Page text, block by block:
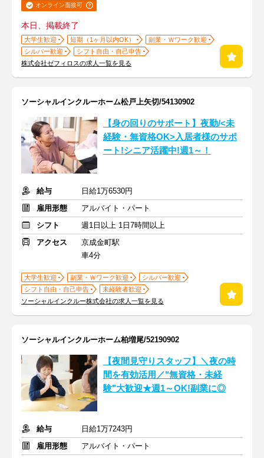
オンライン面接可
本日、掲載終了
大学生歓迎 短期（1ヶ月以内OK）
副業・Ｗワーク歓迎
シルバー歓迎
シフト自由・自己申告
株式会社ゼフィロスの求人一覧を見る
ソーシャルインクルーホーム松戸上矢切/54130902
【身の回りのサポート】夜勤/<未
経験・無資格OK>入居者様のサポ
ート!シニア活躍中!週1～！
給与
日給1万6530円
雇用形態
アルバイト・パート
シフト
週1日以上 1日7時間以上
アクセス
京成金町駅
車4分
大学生歓迎 副業・Ｗワーク歓迎
シルバー歓迎
シフト自由・自己申告
未経験者歓迎
ソーシャルインクルー株式会社の求人一覧を見る
ソーシャルインクルーホーム柏増尾/52190902
【夜間見守りスタッフ】＼夜の時
間を有効活用／"無資格・未経
験"大歓迎★週1～OK!副業に◎
給与
日給1万7243円
雇用形態
アルバイト・パート